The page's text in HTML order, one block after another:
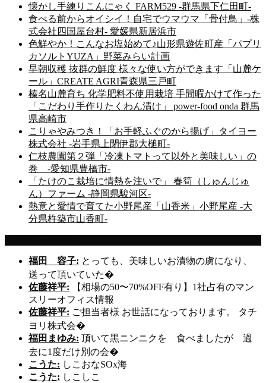
懐かし手練りこんにゃく FARM529 -群馬県下仁田町-
食べる前からオイシイ！自宅でウマウマ「骨付鳥」-株
式会社四国屋台村- 愛媛県新居浜市
色鮮やか！こんなお塩始めて♪山形県遊佐町産「パプリ
カソルトYUZA」野菜みらい計画
早朝収穫 抜群の鮮度 様々な使い方ができます「山麓ケ
ール」CREATE AGRI青森県三戸町
榛名山麓育ち 化学肥料不使用栽培 手間暇かけて作った
「こだわり手作りたくわん漬け」 power-food onda 群馬
県高崎市
こりゃやみつき！「お手軽ふぐのから揚げ」タイヨー
株式会社 -岩手県上閉伊郡大槌町-
仁枝農園第２弾「冷凍トマトって以外と美味しい」の
巻 -愛知県豊橋市-
「たけのこ栽培に情熱を注いで」 春筍（しゅんじゅ
ん）ファーム -静岡県駿河区-
熱意と愛情で育てた小野尾産「山香米」小野尾産 -大
分県杵築市山香町-
福田 容子: とっても、美味しいお漬物の虜になり、
送って頂いていた�
佐藤祥平: 【相場の50〜70%OFF有り】1社占有のマン
スリーオフィス情報
佐藤祥平: ご担当者様 お世話になっております。 タチ
ヨリ株式会�
福田まゆみ: 頂いて黒ニンニクを 食べましたが 過
去に1度だけ別の会�
こうた: しこおなSOx海
こうた: しこしこ